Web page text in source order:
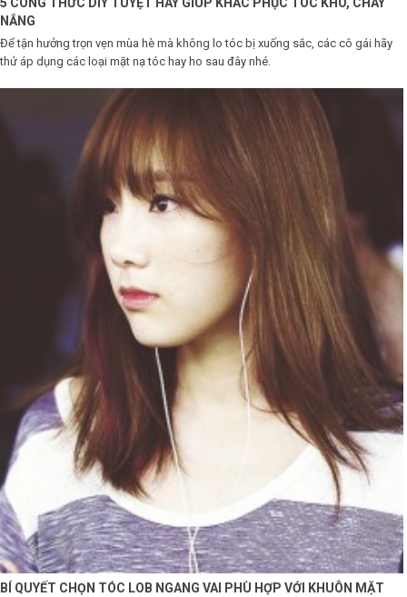
Shop All Brand A-
NẮNG
Để tận hưởng trọn vẹn mùa hè mà không lo tóc bị xuống sắc, các cô gái hãy
thử áp dụng các loại mặt nạ tóc hay ho sau đây nhé.
BÍ QUYẾT CHỌN TÓC LOB NGANG VAI PHÙ HỢP VỚI KHUÔN MẶT